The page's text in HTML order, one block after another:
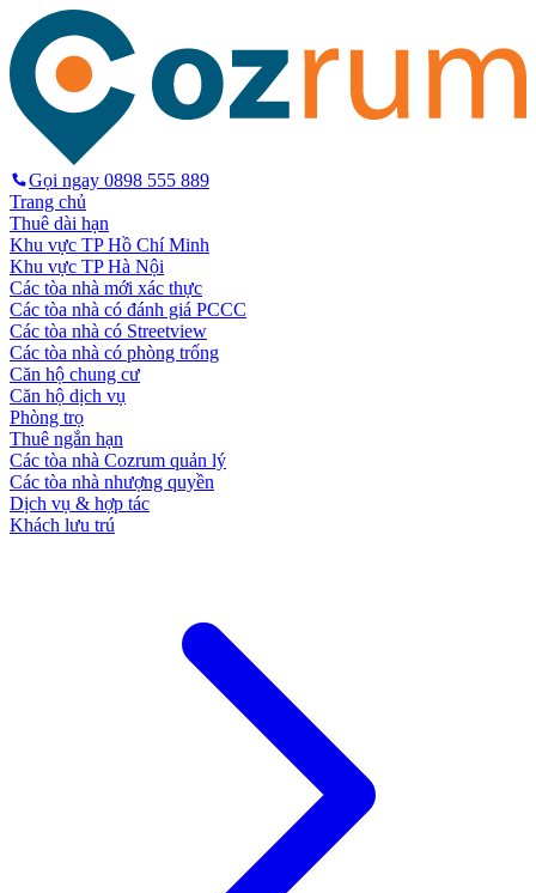
Gọi ngay 0898 555 889
Trang chủ
Thuê dài hạn
Khu vực TP Hồ Chí Minh
Khu vực TP Hà Nội
Các tòa nhà mới xác thực
Các tòa nhà có đánh giá PCCC
Các tòa nhà có Streetview
Các tòa nhà có phòng trống
Căn hộ chung cư
Căn hộ dịch vụ
Phòng trọ
Thuê ngắn hạn
Các tòa nhà Cozrum quản lý
Các tòa nhà nhượng quyền
Dịch vụ & hợp tác
Khách lưu trú